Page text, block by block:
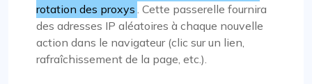
rotation des proxys . Cette passerelle fournira
des adresses IP aléatoires à chaque nouvelle
action dans le navigateur (clic sur un lien,
rafraîchissement de la page, etc.).